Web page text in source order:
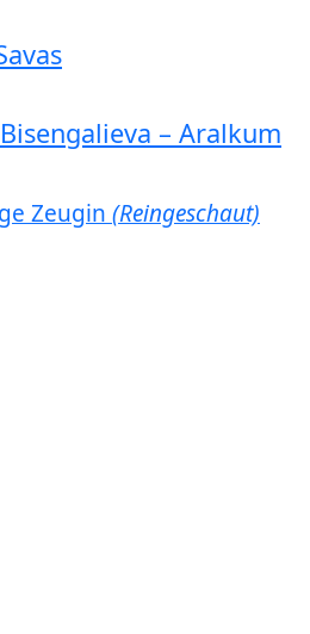
– Aralkum
Zeugin (Reingeschaut)